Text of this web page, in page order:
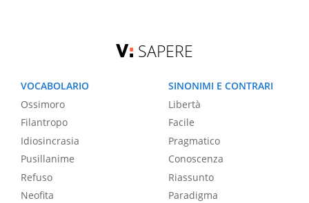
SAPERE
VOCABOLARIO
Ossimoro
Filantropo
Idiosincrasia
Pusillanime
Refuso
Neofita
SINONIMI E CONTRARI
Libertà
Facile
Pragmatico
Conoscenza
Riassunto
Paradigma